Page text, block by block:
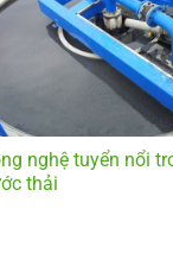
nghệ tuyển nổi
thải